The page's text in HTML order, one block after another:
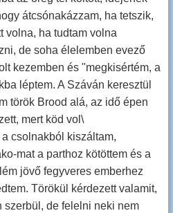
átcsónakázzam, ha tetszik,
volna, ha tudtam volna
de soha élelemben evező
kezemben és "megkisértém, a
léptem. A Száván keresztül
török Brood alá, az idő épen
mert köd vol\
a csolnakból kiszáltam,
mat a parthoz kötöttem és a
jövő fegyveres emberhez
Törökül kérdezett valamit,
szerbül, de felelni neki nem